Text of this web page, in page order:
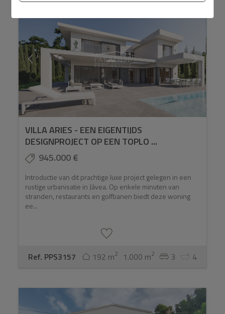
VILLA ARIES - EEN EIGENTIJDS
DESIGNPROJECT OP EEN TOPLO ...
945.000 €
Introductie van dit prachtige luxe project gelegen in een
rustige urbanisatie in Jávea. Op enkele minuten van
stranden, restaurants en golfbanen biedt deze woning
ee...
Ref. PPS3157 192 m2 1.000 m2 3 4